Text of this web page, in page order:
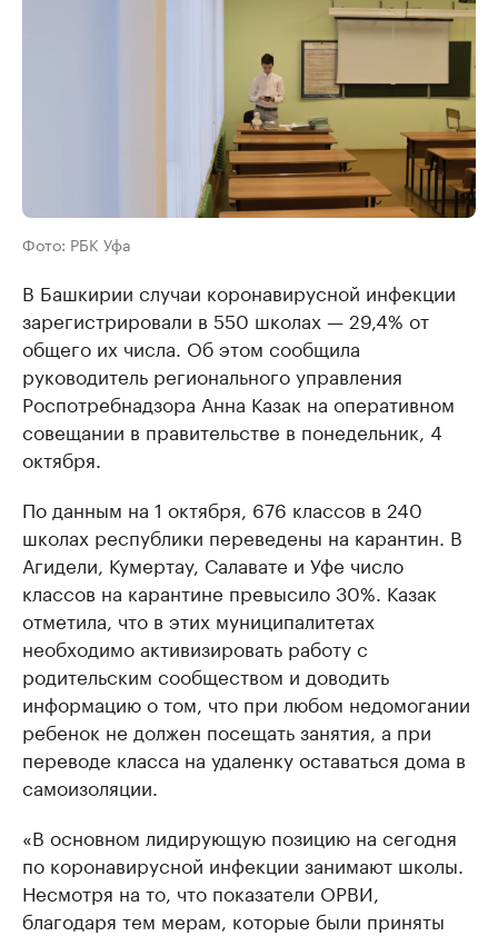
Фото: РБК Уфа
В Башкирии случаи коронавирусной инфекции
зарегистрировали в 550 школах — 29,4% от
общего их числа. Об этом сообщила
руководитель регионального управления
Роспотребнадзора Анна Казак на оперативном
совещании в правительстве в понедельник, 4
октября.
По данным на 1 октября, 676 классов в 240
школах республики переведены на карантин. В
Агидели, Кумертау, Салавате и Уфе число
классов на карантине превысило 30%. Казак
отметила, что в этих муниципалитетах
необходимо активизировать работу с
родительским сообществом и доводить
информацию о том, что при любом недомогании
ребенок не должен посещать занятия, а при
переводе класса на удаленку оставаться дома в
самоизоляции.
«В основном лидирующую позицию на сегодня
по коронавирусной инфекции занимают школы.
Несмотря на то, что показатели ОРВИ,
благодаря тем мерам, которые были приняты